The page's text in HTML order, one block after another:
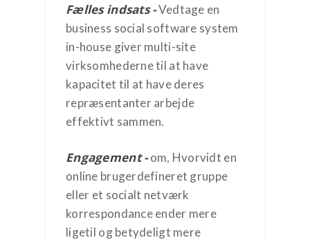
Fælles indsats -Vedtage en
business social software system
in-house giver multi-site
virksomhederne til at have
kapacitet til at have deres
repræsentanter arbejde
effektivt sammen.
Engagement -om, Hvorvidt en
online brugerdefineret gruppe
eller et socialt netværk
korrespondance ender mere
ligetil og betydeligt mere